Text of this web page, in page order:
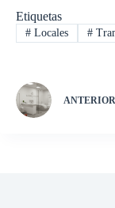
Etiquetas
#Locales #
ANTERIOR